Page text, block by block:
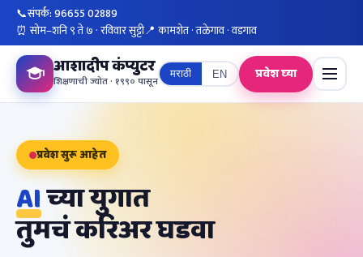
📞संपर्क: 96655 02889
⏰ सोम–शनि ९ ते ७ · रविवार सुट्टी📍 कामशेत · तळेगाव · वडगाव
आशादीप कंप्युटर
शिक्षणाची ज्योत · १९९० पासून मराठी EN प्रवेश घ्या
प्रवेश सुरू आहेत
AIच्या युगात
तुमचं करिअर घडवा